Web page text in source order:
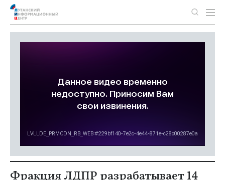
Фракция ЛДПР разрабатывает 14